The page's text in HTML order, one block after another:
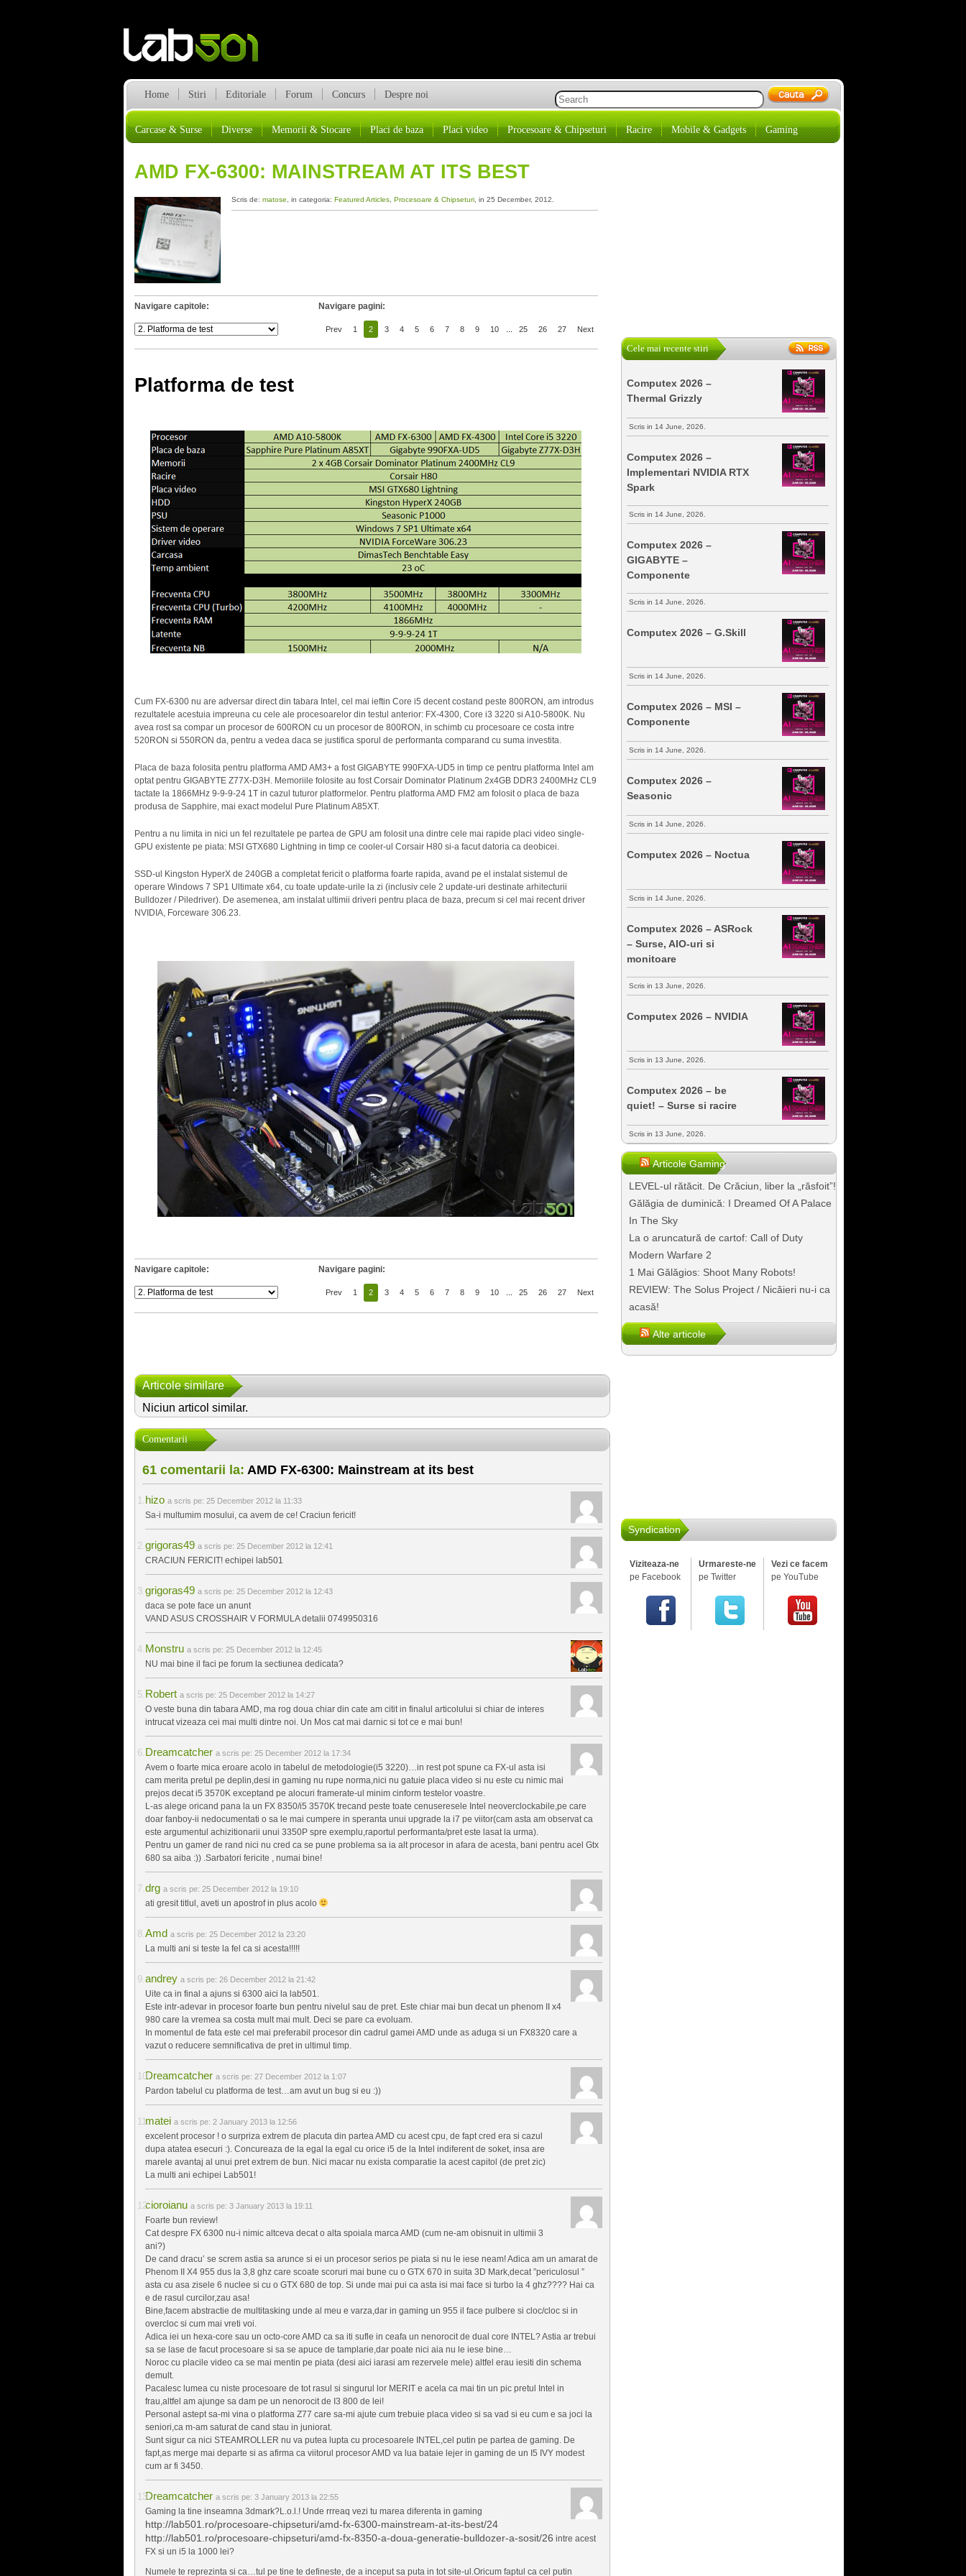
Home Stiri Editoriale Forum Concurs Despre noi
Carcase & Surse Diverse Memorii & Stocare Placi de baza Placi video Procesoare & Chipseturi Racire Mobile & Gadgets Gaming
AMD FX-6300: MAINSTREAM AT ITS BEST
Scris de: matose , in categoria: Featured Articles, Procesoare & Chipseturi, in 25 December, 2012.
Navigare capitole: Navigare pagini:
Prev 1 2 3 4 5 6 7 8 9 10 25 26 27 Next
Platforma de test
Cum FX-6300 nu are adversar direct din tabara Intel, cel mai ieftin Core i5 decent costand peste 800RON, am introdus
rezultatele acestuia impreuna cu cele ale procesoarelor din testul anterior: FX-4300, Core i3 3220 si A10-5800K. Nu
avea rost sa compar un procesor de 600RON cu un procesor de 800RON, in schimb cu procesoare ce costa intre
520RON si 550RON da, pentru a vedea daca se justifica sporul de performanta comparand cu suma investita.
Placa de baza folosita pentru platforma AMD AM3+ a fost GIGABYTE 990FXA-UD5 in timp ce pentru platforma Intel am
optat pentru GIGABYTE Z77X-D3H. Memoriile folosite au fost Corsair Dominator Platinum 2x4GB DDR3 2400MHz CL9
tactate la 1866MHz 9-9-9-24 1T in cazul tuturor platformelor. Pentru platforma AMD FM2 am folosit o placa de baza
produsa de Sapphire, mai exact modelul Pure Platinum A85XT.
Pentru a nu limita in nici un fel rezultatele pe partea de GPU am folosit una dintre cele mai rapide placi video single-
GPU existente pe piata: MSI GTX680 Lightning in timp ce cooler-ul Corsair H80 si-a facut datoria ca deobicei.
SSD-ul Kingston HyperX de 240GB a completat fericit o platforma foarte rapida, avand pe el instalat sistemul de
operare Windows 7 SP1 Ultimate x64, cu toate update-urile la zi (inclusiv cele 2 update-uri destinate arhitecturii
Bulldozer / Piledriver). De asemenea, am instalat ultimii driveri pentru placa de baza, precum si cel mai recent driver
NVIDIA, Forceware 306.23.
Navigare capitole: Navigare pagini:
Prev 1 2 3 4 5 6 7 8 9 10 25 26 27 Next
Articole similare
Niciun articol similar.
Comentarii
61 comentarii la: AMD FX-6300: Mainstream at its best
hizo a scris pe: 25 December 2012 la 11:33
Sa-i multumim mosului, ca avem de ce! Craciun fericit!
grigoras49 a scris pe: 25 December 2012 la 12:41
CRACIUN FERICIT! echipei lab501
grigoras49 a scris pe: 25 December 2012 la 12:43
daca se pote face un anunt
VAND ASUS CROSSHAIR V FORMULA detalii 0749950316
Monstru a scris pe: 25 December 2012 la 12:45
NU mai bine il faci pe forum la sectiunea dedicata?
Robert a scris pe: 25 December 2012 la 14:27
O veste buna din tabara AMD, ma rog doua chiar din cate am citit in finalul articolului si chiar de interes
intrucat vizeaza cei mai multi dintre noi. Un Mos cat mai darnic si tot ce e mai bun!
Dreamcatcher a scris pe: 25 December 2012 la 17:34
Avem o foarte mica eroare acolo in tabelul de metodologie(i5 3220)…in rest pot spune ca FX-ul asta isi
cam merita pretul pe deplin,desi in gaming nu rupe norma,nici nu gatuie placa video si nu este cu nimic mai
prejos decat i5 3570K exceptand pe alocuri framerate-ul minim cinform testelor voastre.
L-as alege oricand pana la un FX 8350/i5 3570K trecand peste toate cenuseresele Intel neoverclockabile,pe care
doar fanboy-ii nedocumentati o sa le mai cumpere in speranta unui upgrade la i7 pe viitor(cam asta am observat ca
este argumentul achizitionarii unui 3350P spre exemplu,raportul performanta/pret este lasat la urma).
Pentru un gamer de rand nici nu cred ca se pune problema sa ia alt procesor in afara de acesta, bani pentru acel Gtx
680 sa aiba :)) .Sarbatori fericite , numai bine!
drg a scris pe: 25 December 2012 la 19:10
ati gresit titlul, aveti un apostrof in plus acolo
Amd a scris pe: 25 December 2012 la 23:20
La multi ani si teste la fel ca si acesta!!!!!
andrey a scris pe: 26 December 2012 la 21:42
Uite ca in final a ajuns si 6300 aici la lab501.
Este intr-adevar in procesor foarte bun pentru nivelul sau de pret. Este chiar mai bun decat un phenom II x4
980 care la vremea sa costa mult mai mult. Deci se pare ca evoluam.
In momentul de fata este cel mai preferabil procesor din cadrul gamei AMD unde as aduga si un FX8320 care a
vazut o reducere semnificativa de pret in ultimul timp.
Dreamcatcher a scris pe: 27 December 2012 la 1:07
Pardon tabelul cu platforma de test…am avut un bug si eu :))
matei a scris pe: 2 January 2013 la 12:56
excelent procesor ! o surpriza extrem de placuta din partea AMD cu acest cpu, de fapt cred era si cazul
dupa atatea esecuri :). Concureaza de la egal la egal cu orice i5 de la Intel indiferent de soket, insa are
marele avantaj al unui pret extrem de bun. Nici macar nu exista comparatie la acest capitol (de pret zic)
La multi ani echipei Lab501!
cioroianu a scris pe: 3 January 2013 la 19:11
Foarte bun review!
Cat despre FX 6300 nu-i nimic altceva decat o alta spoiala marca AMD (cum ne-am obisnuit in ultimii 3
ani?)
De cand dracu’ se screm astia sa arunce si ei un procesor serios pe piata si nu le iese neam! Adica am un amarat de
Phenom II X4 955 dus la 3,8 ghz care scoate scoruri mai bune cu o GTX 670 in suita 3D Mark,decat ”periculosul ”
asta cu asa zisele 6 nuclee si cu o GTX 680 de top. Si unde mai pui ca asta isi mai face si turbo la 4 ghz???? Hai ca
e de rasul curcilor,zau asa!
Bine,facem abstractie de multitasking unde al meu e varza,dar in gaming un 955 il face pulbere si cloc/cloc si in
overcloc si cum mai vreti voi.
Adica iei un hexa-core sau un octo-core AMD ca sa iti sufle in ceafa un nenorocit de dual core INTEL? Astia ar trebui
sa se lase de facut procesoare si sa se apuce de tamplarie,dar poate nici aia nu le iese bine…
Noroc cu placile video ca se mai mentin pe piata (desi aici iarasi am rezervele mele) altfel erau iesiti din schema
demult.
Pacalesc lumea cu niste procesoare de tot rasul si singurul lor MERIT e acela ca mai tin un pic pretul Intel in
frau,altfel am ajunge sa dam pe un nenorocit de I3 800 de lei!
Personal astept sa-mi vina o platforma Z77 care sa-mi ajute cum trebuie placa video si sa vad si eu cum e sa joci la
seniori,ca m-am saturat de cand stau in juniorat.
Sunt sigur ca nici STEAMROLLER nu va putea lupta cu procesoarele INTEL,cel putin pe partea de gaming. De
fapt,as merge mai departe si as afirma ca viitorul procesor AMD va lua bataie lejer in gaming de un I5 IVY modest
cum ar fi 3450.
Dreamcatcher a scris pe: 3 January 2013 la 22:55
Gaming la tine inseamna 3dmark?L.o.l.! Unde rrreaq vezi tu marea diferenta in gaming
http://lab501.ro/procesoare-chipseturi/amd-fx-6300-mainstream-at-its-best/24
http://lab501.ro/procesoare-chipseturi/amd-fx-8350-a-doua-generatie-bulldozer-a-sosit/26 intre acest
FX si un i5 la 1000 lei?
Numele te reprezinta si ca…tul pe tine te defineste, de a inceput sa puta in tot site-ul.Oricum faptul ca cel putin
Cele mai recente stiri
Computex 2026 –
Thermal Grizzly
Scris in 14 June, 2026.
Computex 2026 –
Implementari NVIDIA RTX
Spark
Scris in 14 June, 2026.
Computex 2026 –
GIGABYTE –
Componente
Scris in 14 June, 2026.
Computex 2026 – G.Skill
Scris in 14 June, 2026.
Computex 2026 – MSI –
Componente
Scris in 14 June, 2026.
Computex 2026 –
Seasonic
Scris in 14 June, 2026.
Computex 2026 – Noctua
Scris in 14 June, 2026.
Computex 2026 – ASRock
– Surse, AIO-uri si
monitoare
Scris in 13 June, 2026.
Computex 2026 – NVIDIA
Scris in 13 June, 2026.
Computex 2026 – be
quiet! – Surse si racire
Scris in 13 June, 2026.
Articole Gaming
LEVEL-ul rătăcit. De Crăciun, liber la „răsfoit”!
Gălăgia de duminică: I Dreamed Of A Palace
In The Sky
La o aruncatură de cartof: Call of Duty
Modern Warfare 2
1 Mai Gălăgios: Shoot Many Robots!
REVIEW: The Solus Project / Nicăieri nu-i ca
acasă!
Alte articole
Syndication
Viziteaza-ne
pe Facebook
Urmareste-ne
pe Twitter
Vezi ce facem
pe YouTube